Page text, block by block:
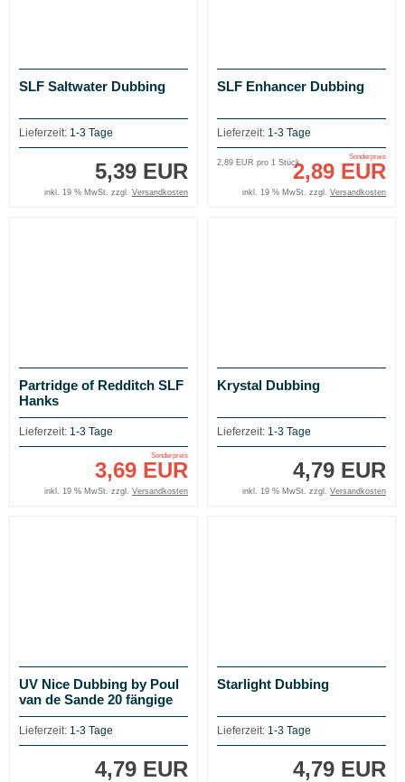
SLF Saltwater Dubbing
Lieferzeit: 1-3 Tage
5,39 EUR
inkl. 19 % MwSt. zzgl. Versandkosten
SLF Enhancer Dubbing
Lieferzeit: 1-3 Tage
Sonderpreis
2,89 EUR
2,89 EUR pro 1 Stück
inkl. 19 % MwSt. zzgl. Versandkosten
Partridge of Redditch SLF
Hanks
Lieferzeit: 1-3 Tage
Sonderpreis
3,69 EUR
inkl. 19 % MwSt. zzgl. Versandkosten
Krystal Dubbing
Lieferzeit: 1-3 Tage
4,79 EUR
inkl. 19 % MwSt. zzgl. Versandkosten
UV Nice Dubbing by Poul
van de Sande 20 fängige
Farben zur Auswahl
Lieferzeit: 1-3 Tage
4,79 EUR
Starlight Dubbing
Lieferzeit: 1-3 Tage
4,79 EUR